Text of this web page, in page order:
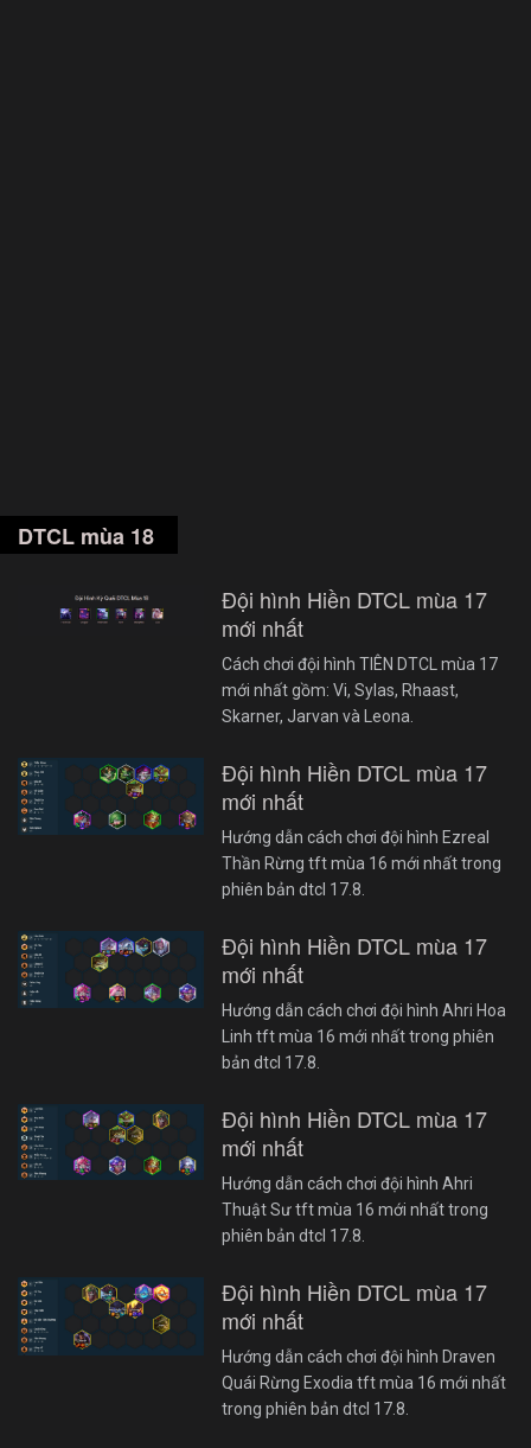
DTCL mùa 18
Đội hình Hiền DTCL mùa 17
mới nhất
Cách chơi đội hình TIÊN DTCL mùa 17
mới nhất gồm: Vi, Sylas, Rhaast,
Skarner, Jarvan và Leona.
Đội hình Hiền DTCL mùa 17
mới nhất
Hướng dẫn cách chơi đội hình Ezreal
Thần Rừng tft mùa 16 mới nhất trong
phiên bản dtcl 17.8.
Đội hình Hiền DTCL mùa 17
mới nhất
Hướng dẫn cách chơi đội hình Ahri Hoa
Linh tft mùa 16 mới nhất trong phiên
bản dtcl 17.8.
Đội hình Hiền DTCL mùa 17
mới nhất
Hướng dẫn cách chơi đội hình Ahri
Thuật Sư tft mùa 16 mới nhất trong
phiên bản dtcl 17.8.
Đội hình Hiền DTCL mùa 17
mới nhất
Hướng dẫn cách chơi đội hình Draven
Quái Rừng Exodia tft mùa 16 mới nhất
trong phiên bản dtcl 17.8.